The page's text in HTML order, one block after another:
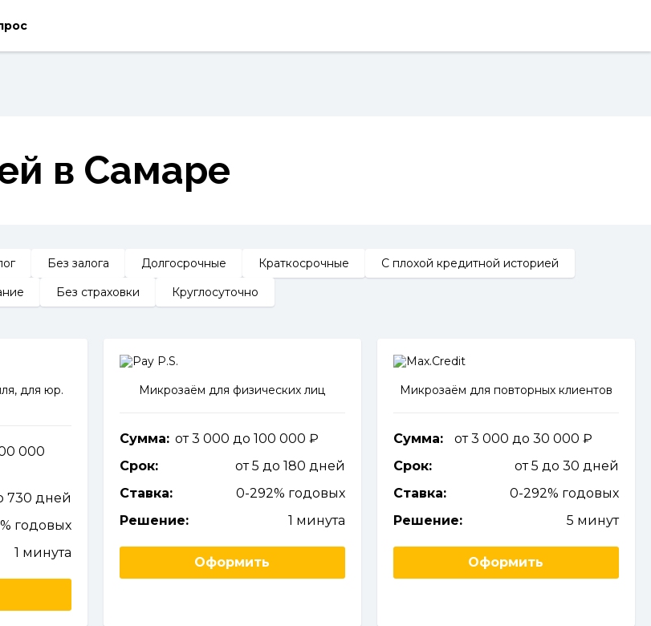
в Самаре
Без залога Долгосрочные Краткосрочные
С плохой кредитной историей
Без страховки Круглосуточно
для юр.
000
730 дней
годовых
1 минута
Микрозаём для физических лиц
Сумма: от 3 000 до 100 000
Срок:
от 5 до 180 дней
Ставка:
0-292% годовых
Решение:
1 минута
Оформить
Микрозаём для повторных клиентов
Сумма:
от 3 000 до 30 000
Срок:
от 5 до 30 дней
Ставка:
0-292% годовых
Решение:
5 минут
Оформить